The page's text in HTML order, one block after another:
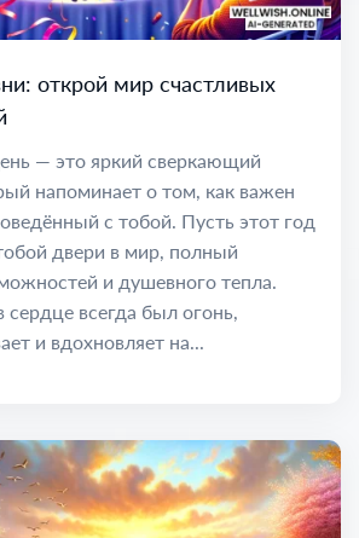
открой мир счастливых
— это яркий сверкающий
напоминает о том, как важен
с тобой. Пусть этот год
двери в мир, полный
и душевного тепла.
всегда был огонь,
и вдохновляет на...